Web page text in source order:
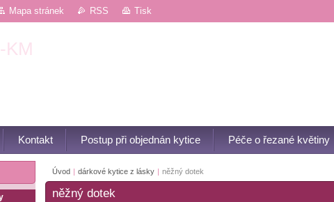
Mapa stránek RSS Tisk
KM
Kontakt Postup při objednán kytice Péče o řezané květiny
Úvod | dárkové kytice z lásky | něžný dotek
něžný dotek